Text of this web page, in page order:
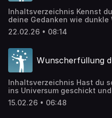
Inhaltsverzeichnis Kennst
deine Gedanken wie dunkle
zusammenziehen? Wenn du
Gedanken dich
allein damit. Viele
Ballast mit sich herum –
Verletzungen. Doch es […]
22.02.26 • 08:14
Wunscherfüllung
Inhaltsverzeichnis Hast du
ins Universum geschickt
ungehört blieb? Vielleicht
du hast die Antwort
15.02.26 • 06:48